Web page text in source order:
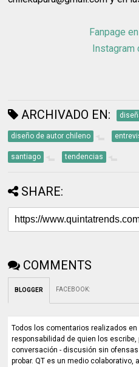
Fanpage
Instagram
ARCHIVADO EN:
diseño de autor chileno
santiago tendencias
SHARE:
COMMENTS
BLOGGER FACEBOOK:
Todos los comentarios realizados
responsabilidad de quien los
conversación - discusión sin
probar. QT es un medio colaborativo,